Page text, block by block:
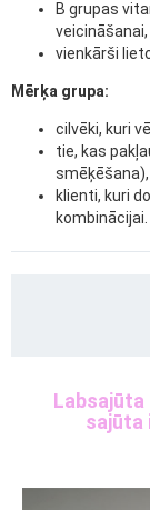
B grupas
veicināšanai,
vienkārši
Mērķa grupa:
cilvēki, kuri
tie, kas
klienti, kuri
kombinācijai.
sajūta